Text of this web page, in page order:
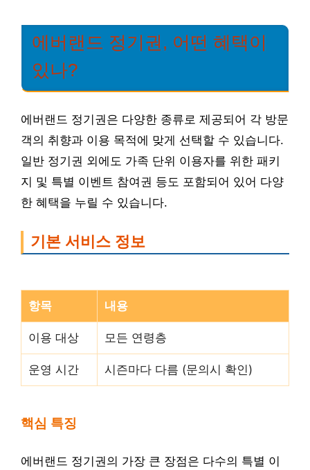
에버랜드 정기권, 어떤 혜택이
있나?
에버랜드 정기권은 다양한 종류로 제공되어 각 방문
객의 취향과 이용 목적에 맞게 선택할 수 있습니다.
일반 정기권 외에도 가족 단위 이용자를 위한 패키
지 및 특별 이벤트 참여권 등도 포함되어 있어 다양
한 혜택을 누릴 수 있습니다.
기본 서비스 정보
항목 내용
이용 대상 모든 연령층
운영 시간 시즌마다 다름 (문의시 확인)
핵심 특징
에버랜드 정기권의 가장 큰 장점은 다수의 특별 이